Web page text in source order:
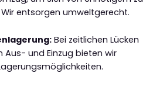
entsorgen umweltgerecht.
Bei zeitlichen Lücken
Aus- und Einzug bieten wir